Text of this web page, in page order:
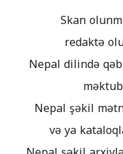
Skan
redaktə
Nepal dilində
Nepal şəkil
və ya